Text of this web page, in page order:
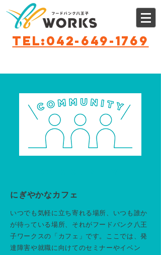
TEL:042-649-1769
にぎやかなカフェ
いつでも気軽に立ち寄れる場所、いつも誰か
が待っている場所、それがフードバンク八王
子ワークスの「カフェ」です。ここでは、発
達障害や就職に向けてのセミナーやイベン